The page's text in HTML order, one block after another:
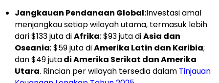
Jangkauan Pendanaan Global:Investasi amal
menjangkau setiap wilayah utama, termasuk lebih
dari $133 juta diAfrika; $93 juta diAsia dan
Oseania; $59 juta diAmerika Latin dan Karibia;
dan $49 jutadi Amerika Serikat dan Amerika
Utara. Rincian per wilayah tersedia dalam Tinjauan